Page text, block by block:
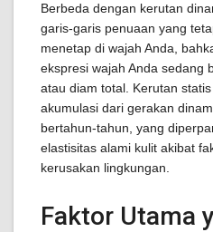
Berbeda dengan kerutan
garis-garis penuaan yang
menetap di wajah Anda,
ekspresi wajah Anda sedang
atau diam total. Kerutan
akumulasi dari gerakan
bertahun-tahun, yang
elastisitas alami kulit akibat
kerusakan lingkungan.
Faktor Utama